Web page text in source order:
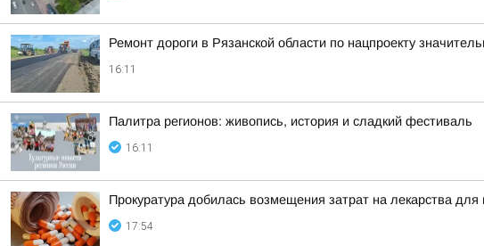
Ремонт дороги в Рязанской области по нацпроекту
16:11
Палитра регионов: живопись, история и сладкий фестиваль
16:11
Прокуратура добилась возмещения затрат на лекарства для
17:54